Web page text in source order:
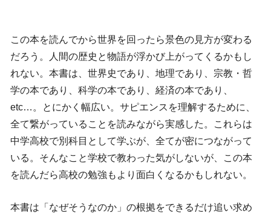
この本を読んでから世界を回ったら景色の見方が変わる
だろう。人間の歴史と物語が浮かび上がってくるかもし
れない。本書は、世界史であり、地理であり、宗教・哲
学の本であり、科学の本であり、経済の本であり、
etc…。とにかく幅広い。サピエンスを理解するために、
全て繋がっていることを読みながら実感した。これらは
中学高校で別科目として学ぶが、全てが密につながって
いる。そんなこと学校で教わった気がしないが、この本
を読んだら高校の勉強もより面白くなるかもしれない。
本書は「なぜそうなのか」の根拠をできるだけ追い求め